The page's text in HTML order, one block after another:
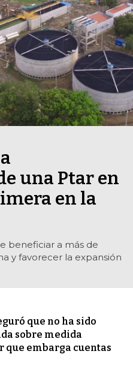
una Ptar en
en la
beneficiar a más de
y favorecer la expansión
que no ha sido
sobre medida
que embarga cuentas